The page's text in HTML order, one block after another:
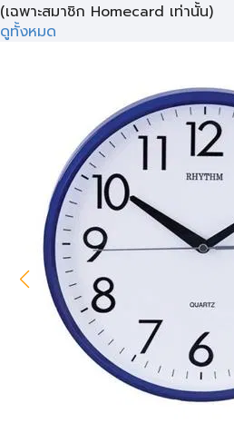
(เฉพาะสมาชิก Homecard เท่านั้น)
ดูทั้งหมด